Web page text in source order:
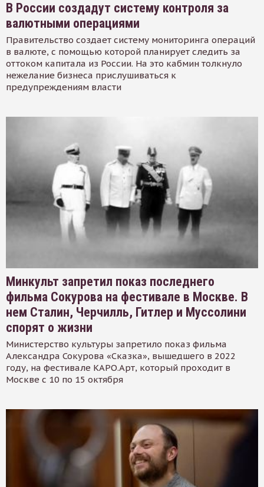
В России создадут систему контроля за
валютными операциями
Правительство создает систему мониторинга операций
в валюте, с помощью которой планирует следить за
оттоком капитала из России. На это кабмин толкнуло
нежелание бизнеса прислушиваться к
предупреждениям власти
Минкульт запретил показ последнего
фильма Сокурова на фестивале в Москве. В
нем Сталин, Черчилль, Гитлер и Муссолини
спорят о жизни
Министерство культуры запретило показ фильма
Александра Сокурова «Сказка», вышедшего в 2022
году, на фестивале КАРО.Арт, который проходит в
Москве с 10 по 15 октября